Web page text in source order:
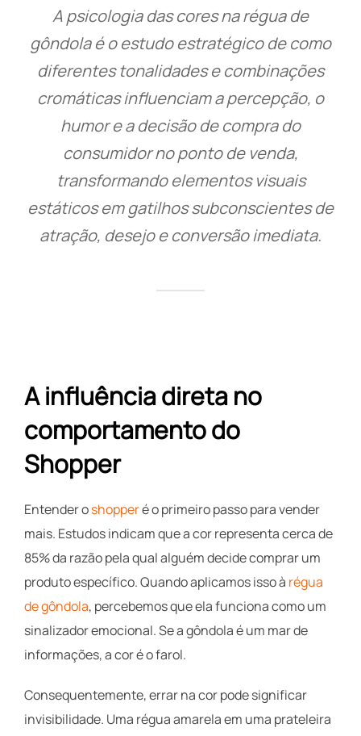
A psicologia das cores na régua de
gôndola é o estudo estratégico de como
diferentes tonalidades e combinações
cromáticas influenciam a percepção, o
humor e a decisão de compra do
consumidor no ponto de venda,
transformando elementos visuais
estáticos em gatilhos subconscientes de
atração, desejo e conversão imediata.
A influência direta no
comportamento do
Shopper
Entender oshopperé o primeiro passo para vender
mais. Estudos indicam que a cor representa cerca de
85% da razão pela qual alguém decide comprar um
produto específico. Quando aplicamos isso à régua
de gôndola, percebemos que ela funciona como um
sinalizador emocional. Se a gôndola é um mar de
informações, a cor é o farol.
Consequentemente, errar na cor pode significar
invisibilidade. Uma régua amarela em uma prateleira